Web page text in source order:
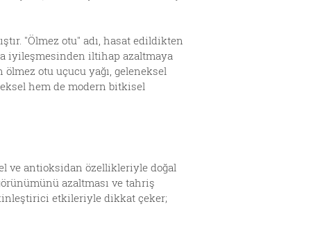
"Ölmez otu" adı, hasat edildikten
iyileşmesinden iltihap azaltmaya
otu uçucu yağı, geleneksel
hem de modern bitkisel
ve antioksidan özellikleriyle doğal
azaltması ve tahriş
etkileriyle dikkat çeker;